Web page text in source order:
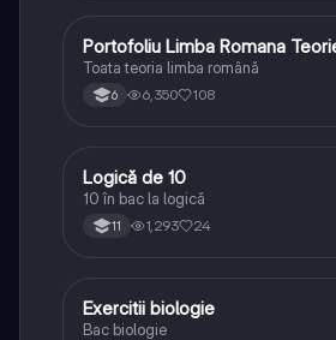
Limba și literatura română
Portofoliu Limba Romana
Toata teoria limba română
6 6,350 108
Logică
Logică de 10
10 în bac la logică
11 1,293 24
Biologie
Exercitii biologie
Bac biologie